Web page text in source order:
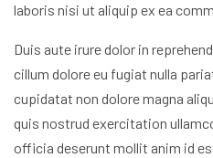
laboris nisi ut aliquip ex ea
Duis aute irure dolor in
cillum dolore eu fugiat nulla
cupidatat non dolore magna
quis nostrud exercitation
officia deserunt mollit anim id